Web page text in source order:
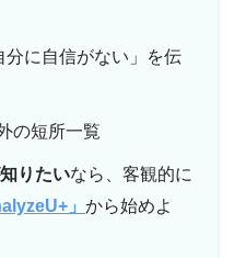
に自信がない」を伝
の短所一覧
りたいなら、客観的に
」 から始めよ